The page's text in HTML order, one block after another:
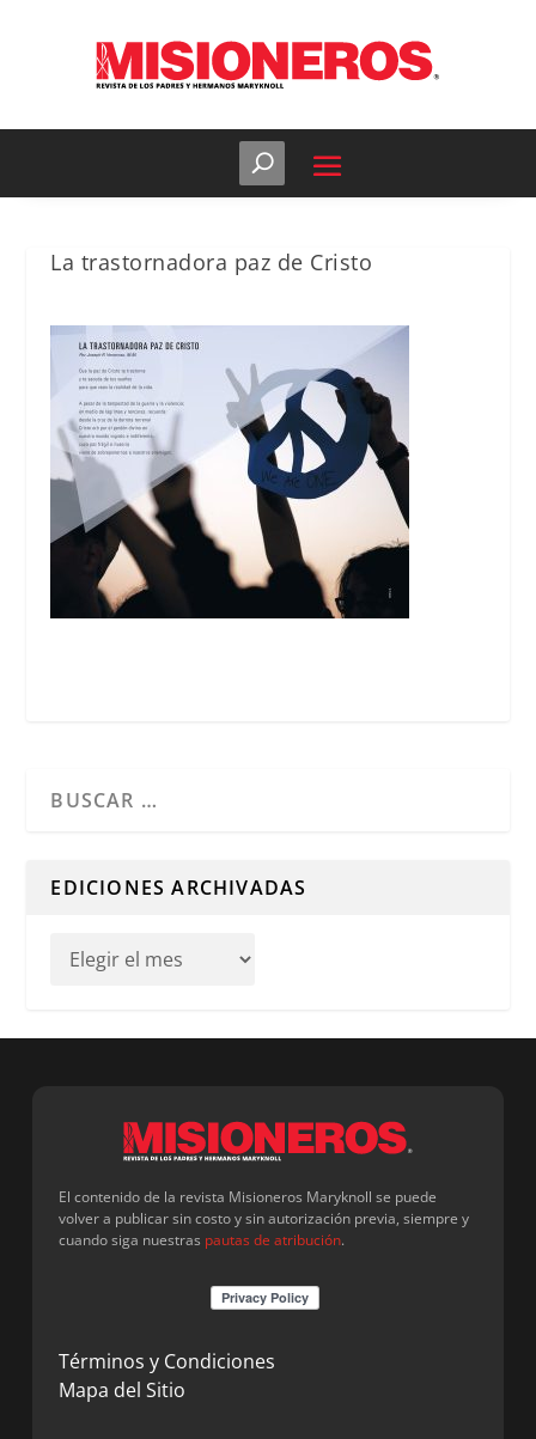
La trastornadora paz de Cristo
EDICIONES ARCHIVADAS
El contenido de la revista Misioneros Maryknoll se puede
volver a publicar sin costo y sin autorización previa, siempre y
cuando siga nuestras pautas de atribución.
Términos y Condiciones
Mapa del Sitio